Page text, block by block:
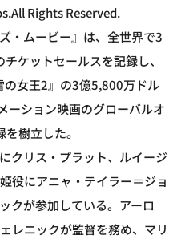
Rights Reserved.
・ムービー』は、全世界で3
ケットセールスを記録し、
女王2』の3億5,800万ドル
ーション映画のグローバルオ
樹立した。
クリス・プラット、ルイージ
役にアニャ・テイラー＝ジョ
クが参加している。アーロ
レニックが監督を務め、マリ